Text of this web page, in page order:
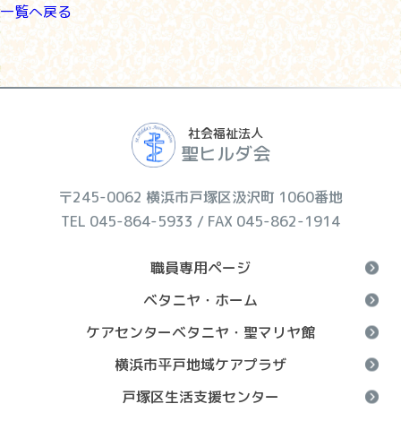
一覧へ戻る
社会福祉法人
聖ヒルダ会
〒245-0062 横浜市戸塚区汲沢町 1060番地
TEL 045-864-5933 / FAX 045-862-1914
職員専用ページ
ベタニヤ・ホーム
ケアセンターベタニヤ・聖マリヤ館
横浜市平戸地域ケアプラザ
戸塚区生活支援センター